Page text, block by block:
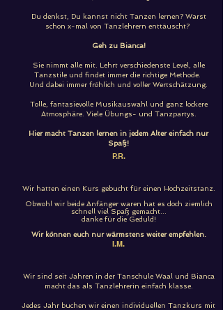
Du denkst, Du kannst nicht Tanzen lernen? Warst
schon x-mal von Tanzlehrern enttäuscht?
Geh zu Bianca!
Sie nimmt alle mit. Lehrt verschiedenste Level, alle
Tanzstile und findet immer die richtige Methode.
Und dabei immer fröhlich und voller Wertschätzung.
Tolle, fantasievolle Musikauswahl und ganz lockere
Atmosphäre. Viele Übungs- und Tanzpartys.
Hier macht Tanzen lernen in jedem Alter einfach nur
Spaß!
P.R.
Wir hatten einen Kurs gebucht für einen Hochzeitstanz.
Obwohl wir beide Anfänger waren hat es doch ziemlich
schnell viel Spaß gemacht...
danke für die Geduld!
Wir können euch nur wärmstens weiter empfehlen.
I.M.
Wir sind seit Jahren in der Tanschule Waal und Bianca
macht das als Tanzlehrerin einfach klasse.
Jedes Jahr buchen wir einen individuellen Tanzkurs mit